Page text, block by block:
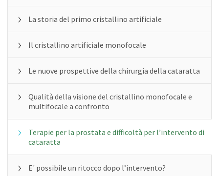
La storia del primo cristallino artificiale
Il cristallino artificiale monofocale
Le nuove prospettive della chirurgia della cataratta
Qualità della visione del cristallino monofocale e
multifocale a confronto
Terapie per la prostata e difficoltà per l’intervento di
cataratta
E' possibile un ritocco dopo l’intervento?